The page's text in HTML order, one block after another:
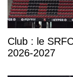
Club : le
2026-2027